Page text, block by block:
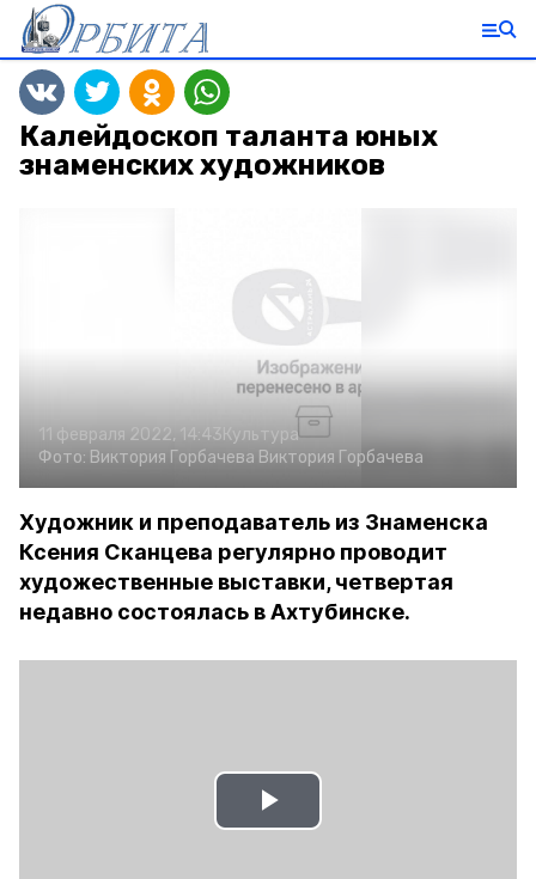
Калейдоскоп таланта юных
знаменских художников
11 февраля 2022, 14:43Культура
Фото: Виктория Горбачева Виктория Горбачева
Художник и преподаватель из Знаменска
Ксения Сканцева регулярно проводит
художественные выставки, четвертая
недавно состоялась в Ахтубинске.
Play